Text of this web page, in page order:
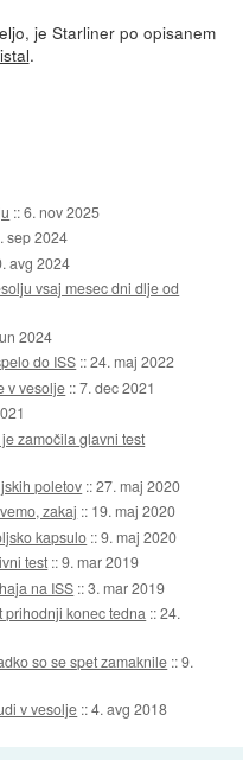
je Starliner po opisanem
.
::6. nov 2025
sep 2024
avg 2024
vsaj mesec dni dlje od
2024
do ISS ::24. maj 2022
v vesolje ::7. dec 2021
zamočila glavni test
poletov ::27. maj 2020
zakaj :: 19. maj 2020
kapsulo ::9. maj 2020
test ::9. mar 2019
na ISS ::3. mar 2019
konec tedna ::24.
so se spet zamaknile ::9.
v vesolje ::4. avg 2018